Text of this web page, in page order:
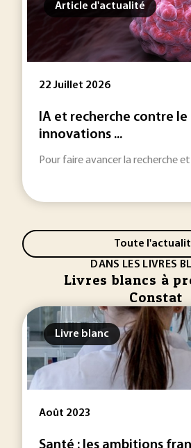
Article d'actualité
22 Juillet 2026
IA et recherche contre le
innovations ...
Pour faire avancer la recherche
Toute
DANS LES LIVRES
Livres blancs à
Constat
Livre blanc
Août 2023
Santé : les ambitions